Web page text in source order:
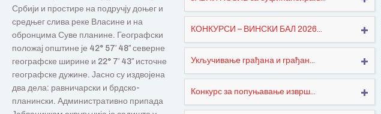
Србији и простире на подручју доњег и
средњег слива реке Власине и на
обронцима Суве планине. Географски
положај општине је 42° 57′ 48″ северне
географске ширине и 22° 7′ 43″ источне
географске дужине. Јасно су издвојена
два дела: равничарски и брдско-
планински. Административно припада
КОНКУРСИ – ВИНСКИ БАЛ 2026...
Укључивање грађана и грађан...
Конкурс за попуњавање изврш...